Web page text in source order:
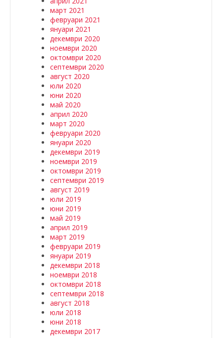
март 2021
февруари 2021
януари 2021
декември 2020
ноември 2020
октомври 2020
септември 2020
август 2020
юли 2020
юни 2020
май 2020
април 2020
март 2020
февруари 2020
януари 2020
декември 2019
ноември 2019
октомври 2019
септември 2019
август 2019
юли 2019
юни 2019
май 2019
април 2019
март 2019
февруари 2019
януари 2019
декември 2018
ноември 2018
октомври 2018
септември 2018
август 2018
юли 2018
юни 2018
декември 2017